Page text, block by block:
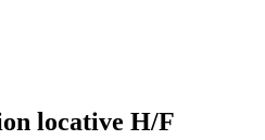
locative H/F